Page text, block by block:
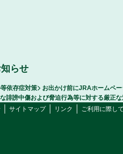
らせ
依存症対策
お出かけ前にJRAホームペ
誹謗中傷および脅迫行為等に対する厳正
サイトマップ リンク ご利用に際し